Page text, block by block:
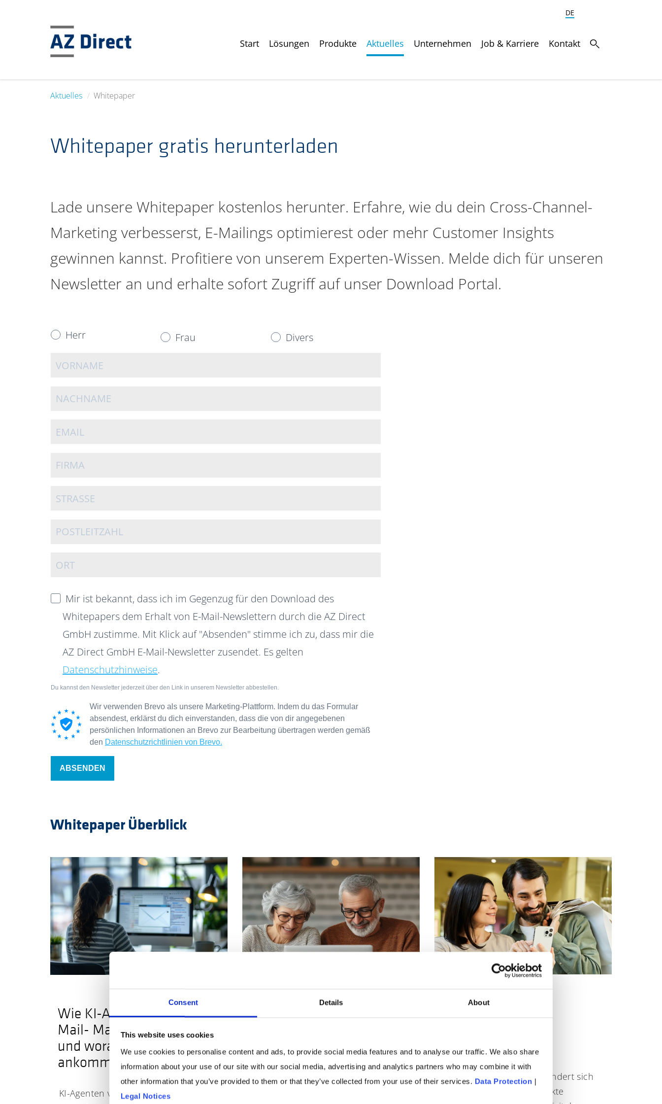
Consent Details About
This website uses cookies
We use cookies to personalise content and ads, to provide social media features and to analyse our traffic. We also share
information about your use of our site with our social media, advertising and analytics partners who may combine it with
other information that you’ve provided to them or that they’ve collected from your use of their services. Data Protection |
Legal Notices
DE
Start Lösungen Produkte Aktuelles Unternehmen Job & Karriere Kontakt
Aktuelles Whitepaper
Whitepaper gratis herunterladen
Lade unsere Whitepaper kostenlos herunter. Erfahre, wie du dein Cross-Channel-
Marketing verbesserst, E-Mailings optimierest oder mehr Customer Insights
gewinnen kannst. Profitiere von unserem Experten-Wissen. Melde dich für unseren
Newsletter an und erhalte sofort Zugriff auf unser Download Portal.
Herr Frau Divers
Mir ist bekannt, dass ich im Gegenzug für den Download des
Whitepapers dem Erhalt von E-Mail-Newslettern durch die AZ Direct
GmbH zustimme. Mit Klick auf "Absenden" stimme ich zu, dass mir die
AZ Direct GmbH E-Mail-Newsletter zusendet. Es gelten
Datenschutzhinweise.
Du kannst den Newsletter jederzeit über den Link in unserem Newsletter abbestellen.
Wir verwenden Brevo als unsere Marketing-Plattform. Indem du das Formular
absendest, erklärst du dich einverstanden, dass die von dir angegebenen
persönlichen Informationen an Brevo zur Bearbeitung übertragen werden gemäß
den Datenschutzrichtlinien von Brevo.
ABSENDEN
Whitepaper Überblick
Wie KI-Agenten das E-
Mail- Marketing verändern
und worauf es jetzt
ankommt
KI-Agenten von E-Mail-Providern
Das
(BFSG) - Was
Unternehmen jetzt wissen
müssen
E-Mail und KI als
Handelsmarketing
Die Handelswerbung verändert sich
grundlegend. Printprospekte